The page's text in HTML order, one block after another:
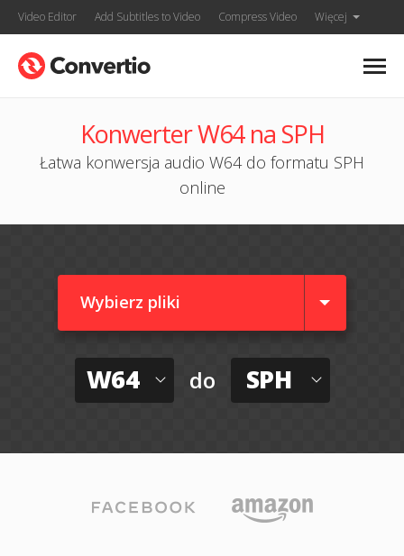
Video Editor Add Subtitles to Video Compress Video Więcej
Konwerter W64 na SPH
Łatwa konwersja audio W64 do formatu SPH
online
Wybierz pliki
W64 do SPH